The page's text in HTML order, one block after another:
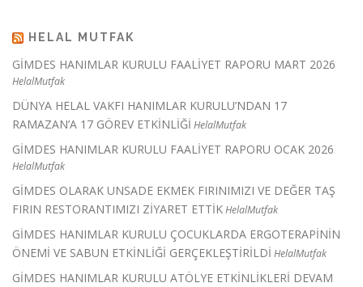
HELAL MUTFAK
GİMDES HANIMLAR KURULU FAALİYET RAPORU MART 2026
HelalMutfak
DÜNYA HELAL VAKFI HANIMLAR KURULU’NDAN 17
RAMAZAN’A 17 GÖREV ETKİNLİĞİ HelalMutfak
GİMDES HANIMLAR KURULU FAALİYET RAPORU OCAK 2026
HelalMutfak
GİMDES OLARAK UNSADE EKMEK FIRINIMIZI VE DEĞER TAŞ
FIRIN RESTORANTIMIZI ZİYARET ETTİKHelalMutfak
GİMDES HANIMLAR KURULU ÇOCUKLARDA ERGOTERAPİNİN
ÖNEMİ VE SABUN ETKİNLİĞİ GERÇEKLEŞTİRİLDİ HelalMutfak
GİMDES HANIMLAR KURULU ATÖLYE ETKİNLİKLERİ DEVAM